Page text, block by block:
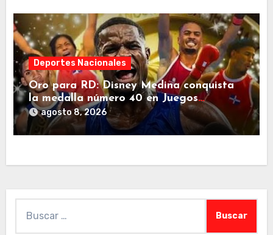
Deportes Nacionales
Oro para RD: Disney Medina conquista
la medalla número 40 en Juegos
Centroamericanos
agosto 8, 2026